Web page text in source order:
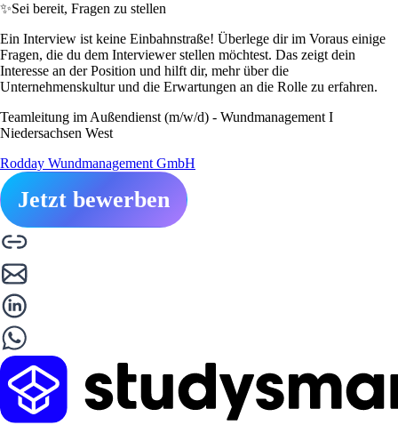
✨Sei bereit, Fragen zu stellen
Ein Interview ist keine Einbahnstraße! Überlege dir im Voraus einige
Fragen, die du dem Interviewer stellen möchtest. Das zeigt dein
Interesse an der Position und hilft dir, mehr über die
Unternehmenskultur und die Erwartungen an die Rolle zu erfahren.
Teamleitung im Außendienst (m/w/d) - Wundmanagement I
Niedersachsen West
Rodday Wundmanagement GmbH
Jetzt bewerben